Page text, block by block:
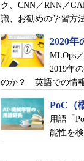
ク、CNN／RNN／
識、お勧めの学習方
2020
MLOps
2019年
のか？ 英語での情
PoC（
用語「
能性を